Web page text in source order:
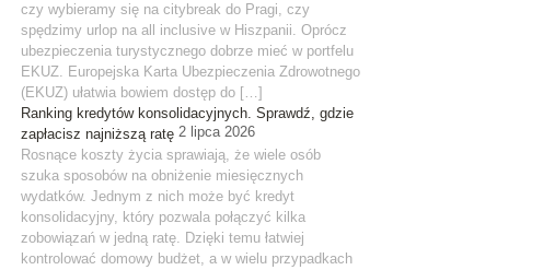
czy wybieramy się na citybreak do Pragi, czy
spędzimy urlop na all inclusive w Hiszpanii. Oprócz
ubezpieczenia turystycznego dobrze mieć w portfelu
EKUZ. Europejska Karta Ubezpieczenia Zdrowotnego
(EKUZ) ułatwia bowiem dostęp do […]
Ranking kredytów konsolidacyjnych. Sprawdź, gdzie
zapłacisz najniższą ratę 2 lipca 2026
Rosnące koszty życia sprawiają, że wiele osób
szuka sposobów na obniżenie miesięcznych
wydatków. Jednym z nich może być kredyt
konsolidacyjny, który pozwala połączyć kilka
zobowiązań w jedną ratę. Dzięki temu łatwiej
kontrolować domowy budżet, a w wielu przypadkach